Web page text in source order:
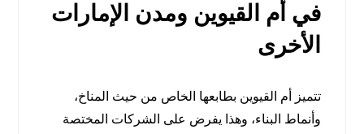
في أم القيوين ومدن الإمارات
الأخرى
تتميز أم القيوين بطابعها الخاص من حيث المناخ،
وأنماط البناء، وهذا يفرض على الشركات المختصة